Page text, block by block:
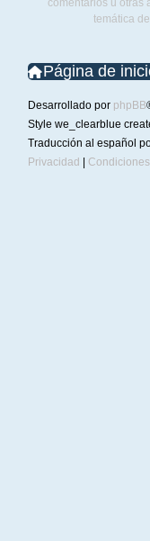
comentarios u otras
temática
Página de
Desarrollado por phpBB
Style we_clearblue
Traducción al español
Privacidad
Condiciones